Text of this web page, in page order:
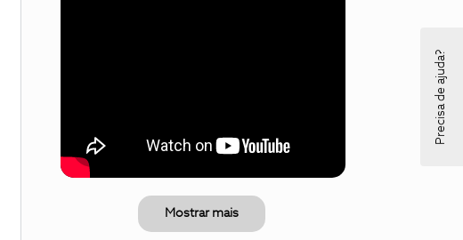
Mostrar mais
Precisa de ajuda?